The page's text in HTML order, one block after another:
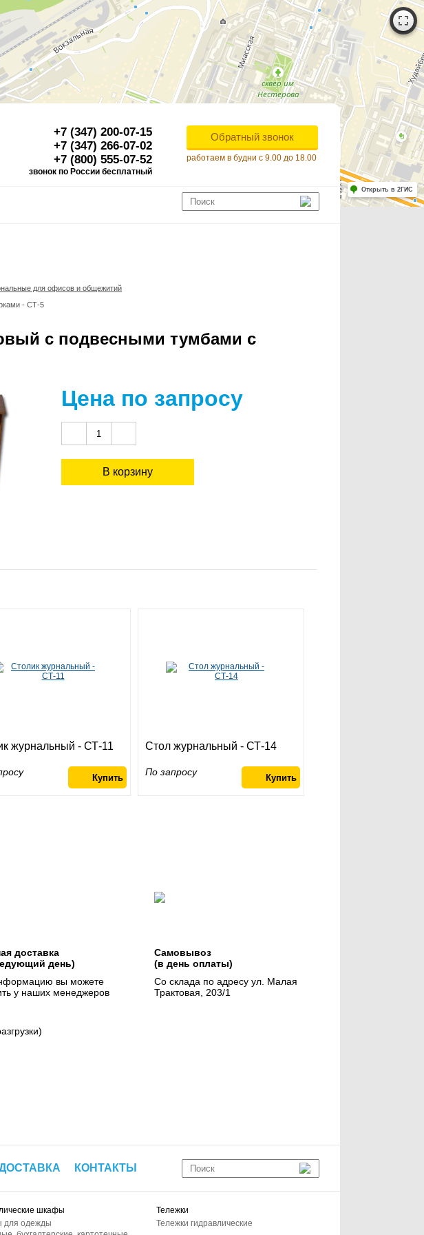
Работает на API 2ГИС
Лицензионное соглашение
Для корректной работы Raster JS API нужен ключ. Помощь: api@2gis.ru
Открыть в 2ГИС
+7 (347) 200-07-15
+7 (347) 266-07-02
+7 (800) 555-07-52
звонок по России бесплатный
Обратный звонок
работаем в будни с 9.00 до 18.00
для офисов и общежитий
- СТ-5
с подвесными тумбами с
Цена по запросу
журнальный - СТ-11 Стол журнальный - СТ-14
По запросу
доставка
день)
вы можете
у наших менеджеров
Самовывоз
(в день оплаты)
Со склада по адресу ул. Малая
Трактовая, 203/1
КОНТАКТЫ
шкафы
для одежды
Тележки
Тележки гидравлические